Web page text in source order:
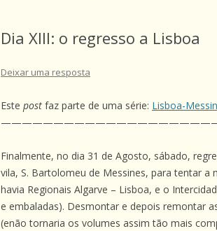
Dia XIII: o regresso a Lisboa
Deixar uma resposta
Este post faz parte de uma série: Lisboa-
Finalmente, no dia 31 de Agosto, sábado,
vila, S. Bartolomeu de Messines, para tentar
havia Regionais Algarve – Lisboa, e o
e embaladas). Desmontar e depois remontar
(enão tornaria os volumes assim tão mais